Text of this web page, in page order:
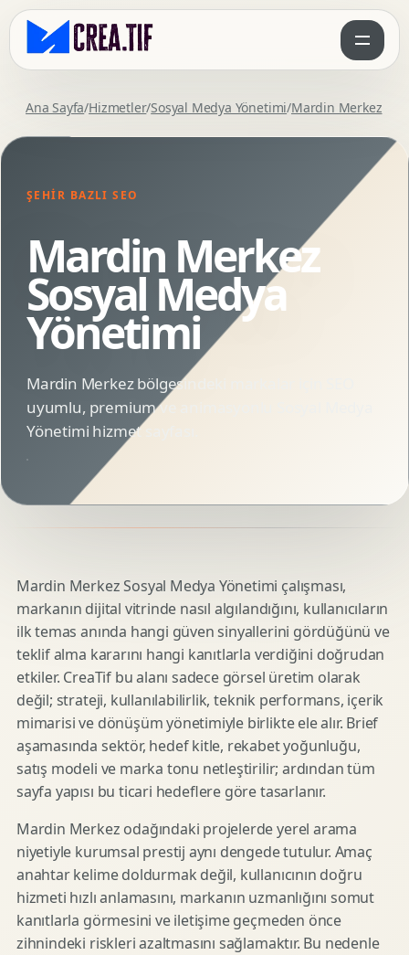
Ana Sayfa/Hizmetler/Sosyal Medya Yönetimi/Mardin Merkez
ŞEHIR BAZLI SEO
Mardin Merkez
Sosyal Medya
Yönetimi
Mardin Merkez bölgesindeki markalar için SEO
uyumlu, premium ve animasyonlu Sosyal Medya
Yönetimi hizmet sayfası.
Mardin Merkez Sosyal Medya Yönetimi çalışması,
markanın dijital vitrinde nasıl algılandığını, kullanıcıların
ilk temas anında hangi güven sinyallerini gördüğünü ve
teklif alma kararını hangi kanıtlarla verdiğini doğrudan
etkiler. CreaTif bu alanı sadece görsel üretim olarak
değil; strateji, kullanılabilirlik, teknik performans, içerik
mimarisi ve dönüşüm yönetimiyle birlikte ele alır. Brief
aşamasında sektör, hedef kitle, rekabet yoğunluğu,
satış modeli ve marka tonu netleştirilir; ardından tüm
sayfa yapısı bu ticari hedeflere göre tasarlanır.
Mardin Merkez odağındaki projelerde yerel arama
niyetiyle kurumsal prestij aynı dengede tutulur. Amaç
anahtar kelime doldurmak değil, kullanıcının doğru
hizmeti hızlı anlamasını, markanın uzmanlığını somut
kanıtlarla görmesini ve iletişime geçmeden önce
zihnindeki riskleri azaltmasını sağlamaktır. Bu nedenle